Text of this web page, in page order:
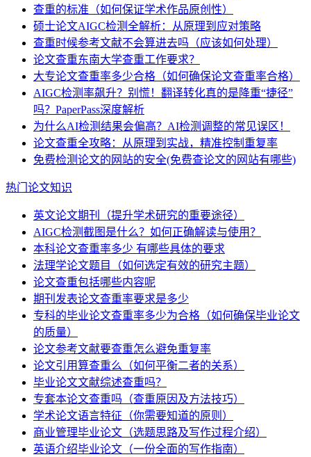
查重的标准（如何保证学术作品原创性）
硕士论文AIGC检测全解析：从原理到应对策略
查重时候参考文献不会算进去吗（应该如何处理）
论文查重东南大学查重工作要求？
大专论文查重率多少合格（如何确保论文查重率合格）
AIGC检测率飙升？别慌！翻译转化真的是降重“捷径”
吗？PaperPass深度解析
为什么AI检测结果会偏高？AI检测调整的常见误区！
论文查重全攻略：从原理到实战，精准控制重复率
免费检测论文的网站的安全(免费查论文的网站有哪些)
热门论文知识
英文论文期刊（提升学术研究的重要途径）
AIGC检测截图是什么？如何正确解读与使用？
本科论文查重率多少 有哪些具体的要求
法理学论文题目（如何选定有效的研究主题）
论文查重包括哪些内容呢
期刊发表论文查重率要求是多少
专科的毕业论文查重率多少为合格（如何确保毕业论文
的质量）
论文参考文献要查重怎么避免重复率
论文引用算查重么（如何平衡二者的关系）
毕业论文文献综述查重吗？
专套本论文查重吗（查重原因及方法技巧）
学术论文语言特征（你需要知道的原则）
商业管理毕业论文（选题思路及写作过程介绍）
英语介绍毕业论文（一份全面的写作指南）